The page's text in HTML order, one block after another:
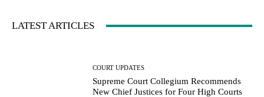
LATEST ARTICLES
COURT UPDATES
Supreme Court Collegium Recommends
New Chief Justices for Four High Courts